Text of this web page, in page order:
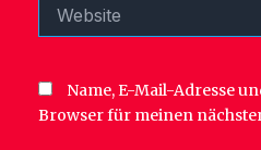
Name, E-Mail-Adresse
Browser für meinen